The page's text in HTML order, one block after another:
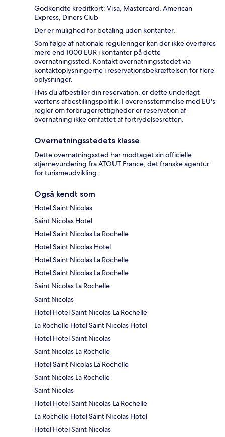
Godkendte kreditkort: Visa, Mastercard, American
Express, Diners Club
Der er mulighed for betaling uden kontanter.
Som følge af nationale reguleringer kan der ikke overføres
mere end 1000 EUR i kontanter på dette
overnatningssted. Kontakt overnatningsstedet via
kontaktoplysningerne i reservationsbekræftelsen for flere
oplysninger.
Hvis du afbestiller din reservation, er dette underlagt
værtens afbestillingspolitik. I overensstemmelse med EU's
regler om forbrugerrettigheder er reservation af
overnatning ikke omfattet af fortrydelsesretten.
Overnatningsstedets klasse
Dette overnatningssted har modtaget sin officielle
stjernevurdering fra ATOUT France, det franske agentur
for turismeudvikling.
Også kendt som
Hotel Saint Nicolas
Saint Nicolas Hotel
Hotel Saint Nicolas La Rochelle
Hotel Saint Nicolas Hotel
Hotel Saint Nicolas La Rochelle
Hotel Saint Nicolas La Rochelle
Saint Nicolas La Rochelle
Saint Nicolas
Hotel Hotel Saint Nicolas La Rochelle
La Rochelle Hotel Saint Nicolas Hotel
Hotel Hotel Saint Nicolas
Saint Nicolas La Rochelle
Hotel Saint Nicolas La Rochelle
Saint Nicolas La Rochelle
Saint Nicolas
Hotel Hotel Saint Nicolas La Rochelle
La Rochelle Hotel Saint Nicolas Hotel
Hotel Hotel Saint Nicolas